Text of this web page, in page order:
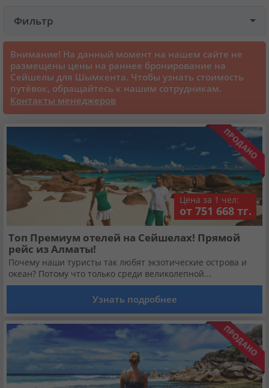
Круизы
Cтатьи
70131 отзыв наших туристов
О нас
Для бизнеса
Контакты
Кабинет туриста
Валюта: KZT USD EUR
Язык: Русский Қазақша
Фильтр
Внимание! На данный момент на нашем сайте не
размещены цены на раннее бронирование на
Сейшелы для Шымкента. Чтобы узнать стоимость
путёвок, обращайтесь к нашим сотрудникам.
Контакты менеджеров
Цена за 1 чел:
от 751 668 тг.
Топ Премиум отелей на Сейшелах! Прямой
рейс из Алматы!
Почему наши туристы так любят экзотические острова и
океан? Потому что только среди великолепной...
Узнать подробнее